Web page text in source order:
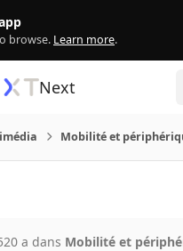
browse. Learn more.
Next
Mobilité et
20 a dans Mobilité et